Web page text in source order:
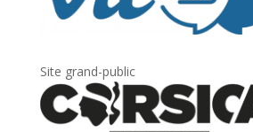
Site grand-public